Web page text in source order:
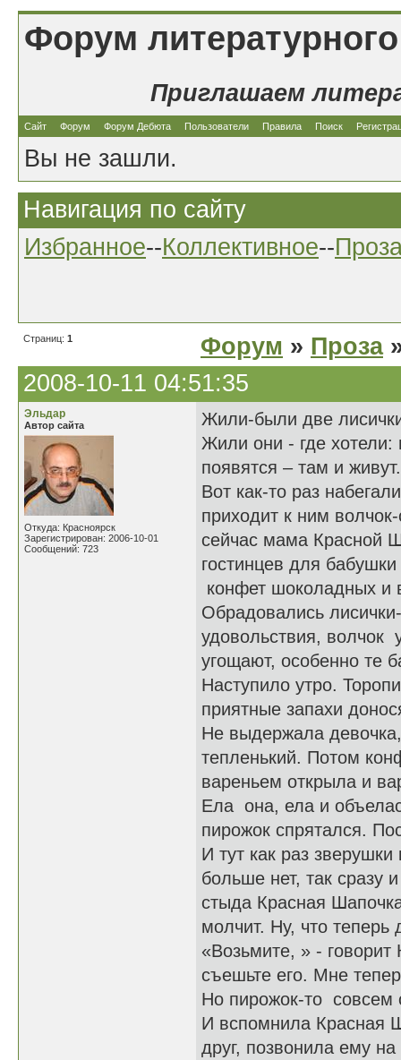
Форум
Приглашаем
Сайт Форум Форум Дебюта Пользователи Правила Поиск
Вы не зашли.
Навигация по сайту
Избранное--Коллективное--
Страниц: 1 Форум » Проза
2008-10-11 04:51:35
Эльдар
Автор сайта
Откуда: Красноярск
Зарегистрирован: 2006-10-01
Сообщений: 723
Жили-были две
Жили они - где хотели:
появятся – там и живут.
Вот как-то раз
приходит к ним
сейчас мама Красной
гостинцев для
конфет шоколадных
Обрадовались
удовольствия, волчок
угощают, особенно те
Наступило утро.
приятные запахи
Не выдержала
тепленький. Потом
вареньем открыла и
Ела она, ела и
пирожок спрятался.
И тут как раз
больше нет, так сразу
стыда Красная
молчит. Ну, что теперь
«Возьмите, » -
съешьте его. Мне
Но пирожок-то совсем
И вспомнила Красная
друг, позвонила ему